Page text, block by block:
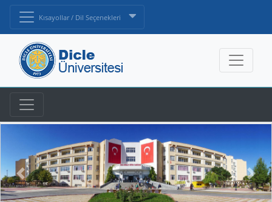
Kısayollar / Dil Seçenekleri